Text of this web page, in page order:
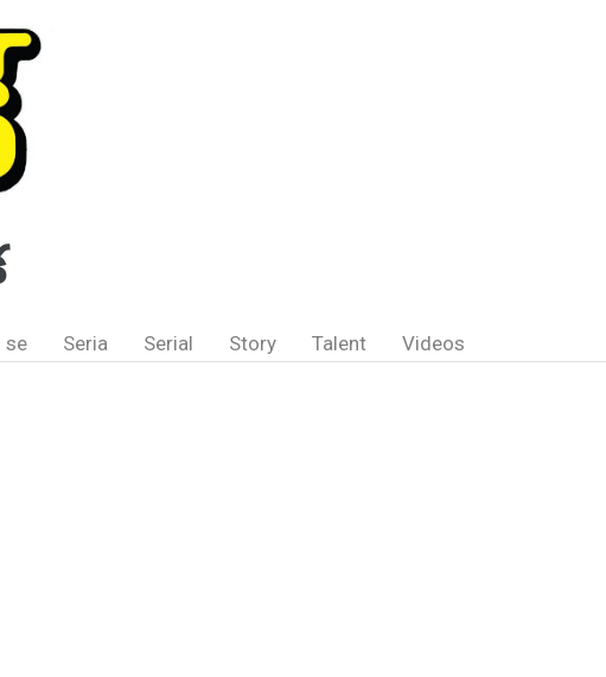
se Seria Serial Story Talent Videos